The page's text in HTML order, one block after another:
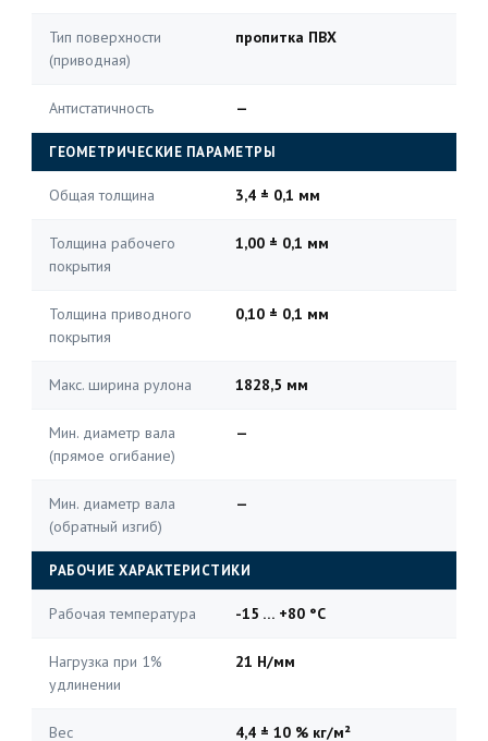
Тип поверхности
(приводная)
пропитка ПВХ
Антистатичность —
ГЕОМЕТРИЧЕСКИЕ ПАРАМЕТРЫ
Общая толщина 3,4 ± 0,1 мм
Толщина рабочего
покрытия
1,00 ± 0,1 мм
Толщина приводного
покрытия
0,10 ± 0,1 мм
Макс. ширина рулона 1828,5 мм
Мин. диаметр вала
(прямое огибание)
—
Мин. диаметр вала
(обратный изгиб)
—
РАБОЧИЕ ХАРАКТЕРИСТИКИ
Рабочая температура -15 … +80 °C
Нагрузка при 1%
удлинении
21 Н/мм
Вес 4,4 ± 10 % кг/м²